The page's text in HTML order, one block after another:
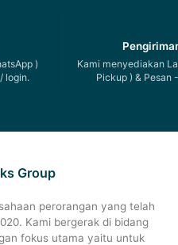
)
login.
Kami menyediakan
Pickup ) & Pesan
Group
perorangan yang telah
Kami bergerak di bidang
fokus utama yaitu untuk